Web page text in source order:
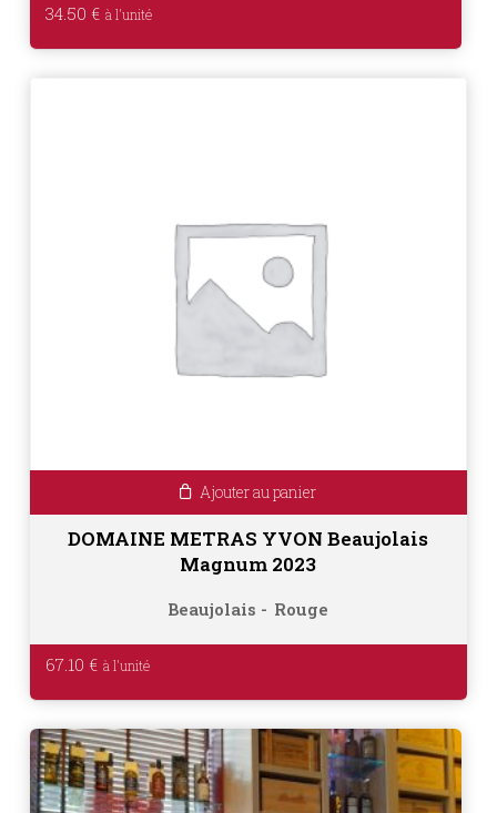
34.50 €
Ajouter au panier
DOMAINE METRAS YVON Beaujolais
Magnum 2023
Beaujolais Rouge
67.10 €